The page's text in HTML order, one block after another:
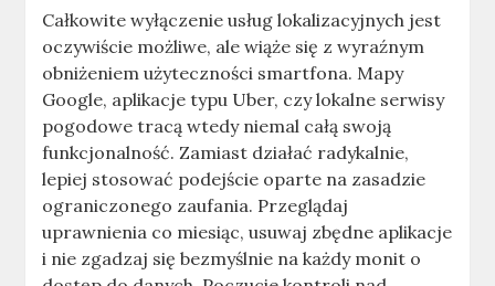
Całkowite wyłączenie usług lokalizacyjnych jest
oczywiście możliwe, ale wiąże się z wyraźnym
obniżeniem użyteczności smartfona. Mapy
Google, aplikacje typu Uber, czy lokalne serwisy
pogodowe tracą wtedy niemal całą swoją
funkcjonalność. Zamiast działać radykalnie,
lepiej stosować podejście oparte na zasadzie
ograniczonego zaufania. Przeglądaj
uprawnienia co miesiąc, usuwaj zbędne aplikacje
i nie zgadzaj się bezmyślnie na każdy monit o